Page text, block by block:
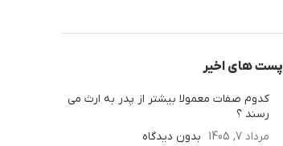
پست های اخیر
کدوم صفات معمولا بیشتر از پدر به ارث‌ می
رسند ؟
مرداد 7, 1405
بدون دیدگاه